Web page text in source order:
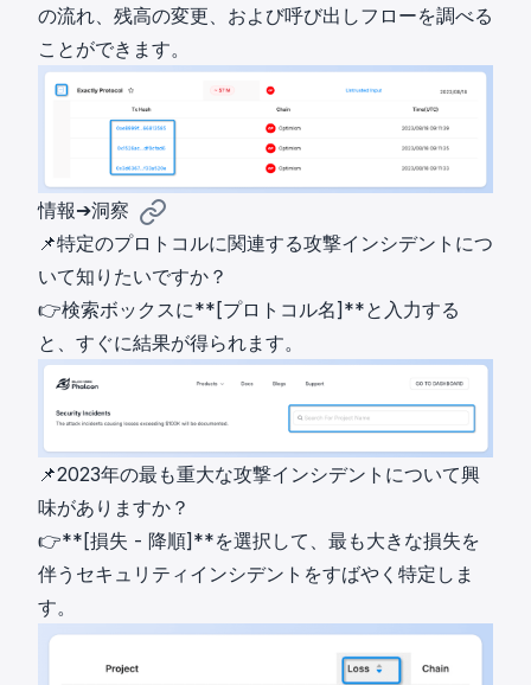
の流れ、残高の変更、および呼び出しフローを調べる
ことができます。
情報➔洞察
📌特定のプロトコルに関連する攻撃インシデントにつ
いて知りたいですか？
👉検索ボックスに**[プロトコル名]**と入力する
と、すぐに結果が得られます。
📌2023年の最も重大な攻撃インシデントについて興
味がありますか？
👉**[損失 - 降順]**を選択して、最も大きな損失を
伴うセキュリティインシデントをすばやく特定しま
す。